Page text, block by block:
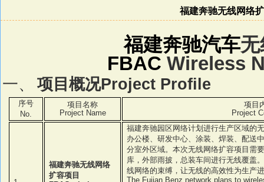
福建奔驰无线网络
福建奔驰汽车
FBAC Wireless
一、 项目概况Project Profile
序号
No.
项目名称
Project Name
项目
Project
福建奔驰无线网络
扩容项目
福建奔驰园区网络计划进行生产区域的
办公楼、研发中心、涂装、焊装、配送
分室外区域。本次无线网络扩容项目需
库，外部雨披，总装车间进行无线覆盖
线网络的束缚，让无线的高效性为生产
The Fujian Benz network plans to